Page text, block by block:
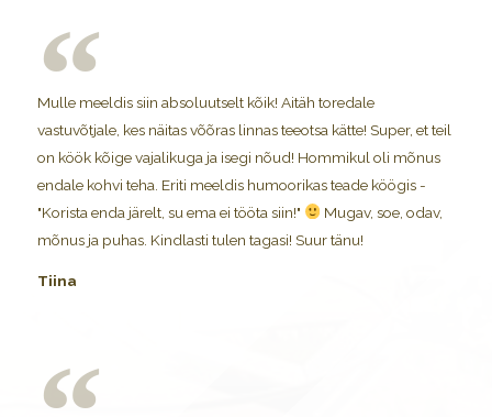
Mulle meeldis siin absoluutselt kõik! Aitäh toredale
vastuvõtjale, kes näitas võõras linnas teeotsa kätte! Super, et teil
on köök kõige vajalikuga ja isegi nõud! Hommikul oli mõnus
endale kohvi teha. Eriti meeldis humoorikas teade köögis -
"Korista enda järelt, su ema ei tööta siin!"
Mugav, soe, odav,
mõnus ja puhas. Kindlasti tulen tagasi! Suur tänu!
Tiina